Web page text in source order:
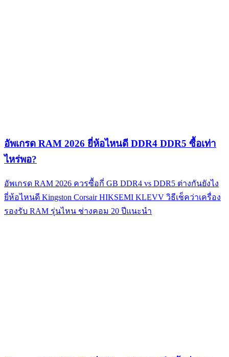
อัพเกรด RAM 2026 ยี่ห้อไหนดี DDR4 DDR5 ซื้อเท่า
ไหร่พอ?
อัพเกรด RAM 2026 ควรซื้อกี่ GB DDR4 vs DDR5 ต่างกันยังไง
ยี่ห้อไหนดี Kingston Corsair HIKSEMI KLEVV วิธีเช็คว่าเครื่อง
รองรับ RAM รุ่นไหน ช่างคอม 20 ปีแนะนำ